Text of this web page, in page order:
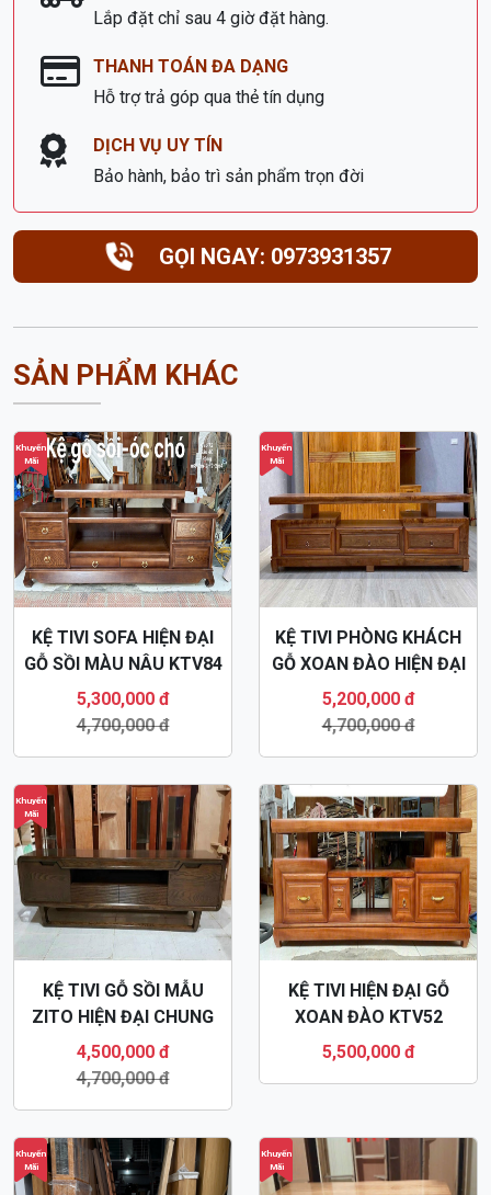
Lắp đặt chỉ sau 4 giờ đặt hàng.
THANH TOÁN ĐA DẠNG
Hỗ trợ trả góp qua thẻ tín dụng
DỊCH VỤ UY TÍN
Bảo hành, bảo trì sản phẩm trọn đời
GỌI NGAY: 0973931357
SẢN PHẨM KHÁC
Khuyến
Mãi
KỆ TIVI SOFA HIỆN ĐẠI
GỖ SỒI MÀU NÂU KTV84
5,300,000 đ
4,700,000 đ
Khuyến
Mãi
KỆ TIVI PHÒNG KHÁCH
GỖ XOAN ĐÀO HIỆN ĐẠI
KTV34
5,200,000 đ
4,700,000 đ
Khuyến
Mãi
KỆ TIVI GỖ SỒI MẪU
ZITO HIỆN ĐẠI CHUNG
CƯ KTV30
4,500,000 đ
4,700,000 đ
KỆ TIVI HIỆN ĐẠI GỖ
XOAN ĐÀO KTV52
5,500,000 đ
Khuyến
Mãi
Khuyến
Mãi